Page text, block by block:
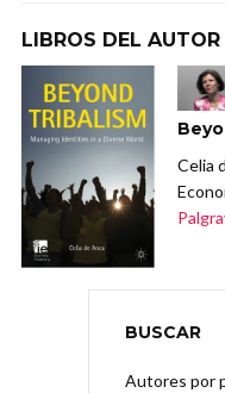
LIBROS DEL AUTOR
Celia
BUSCAR
Autores por